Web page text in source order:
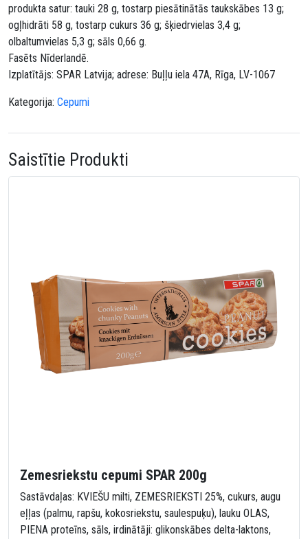
produkta satur: tauki 28 g, tostarp piesātinātās taukskābes 13 g;
ogļhidrāti 58 g, tostarp cukurs 36 g; šķiedrvielas 3,4 g;
olbaltumvielas 5,3 g; sāls 0,66 g.
Fasēts Nīderlandē.
Izplatītājs: SPAR Latvija; adrese: Buļļu iela 47A, Rīga, LV-1067
Kategorija: Cepumi
Saistītie Produkti
Zemesriekstu cepumi SPAR 200g
Sastāvdaļas: KVIEŠU milti, ZEMESRIEKSTI 25%, cukurs, augu
eļļas (palmu, rapšu, kokosriekstu, saulespuķu), lauku OLAS,
PIENA proteīns, sāls, irdinātāji: glikonskābes delta-laktons,